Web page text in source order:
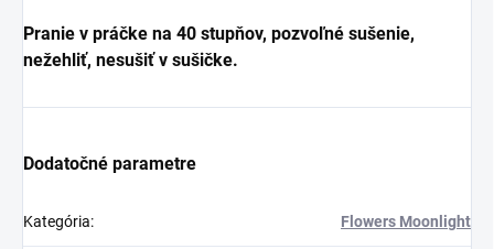
Pranie v práčke na 40 stupňov, pozvoľné sušenie,
nežehliť, nesušiť v sušičke.
Dodatočné parametre
Kategória: Flowers Moonlight